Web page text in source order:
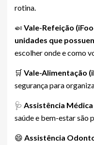
rotina.
🍛 Vale-Refeição
unidades que
escolher onde e como
🛒 Vale-Alimentação
segurança para
🩺 Assistência
saúde e bem-estar são
😄 Assistência